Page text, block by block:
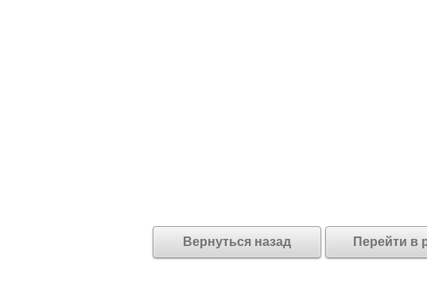
Вернуться назад Перейти в